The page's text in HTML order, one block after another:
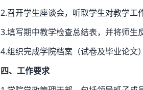
2.召开学生座谈会，听取学生对教学工
3.填写期中教学检查总结表，并将师生
4.组织完成学院档案（试卷及毕业论文
四、工作要求